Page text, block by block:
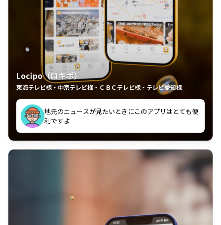
Locipo（ロキポ）
東海テレビ様・中京テレビ様・ＣＢＣテレビ様・テレビ愛知様
中京テレビのおもしろ番組が視聴可能地域外からも見
れるの嬉しいポイント
いつも利用させていただいております！